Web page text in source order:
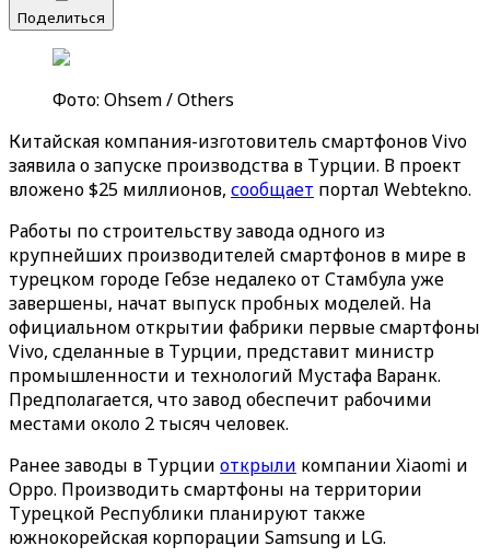
Поделиться
Фото: Ohsem / Others
Китайская компания-изготовитель смартфонов Vivo
заявила о запуске производства в Турции. В проект
вложено $25 миллионов, сообщает портал Webtekno.
Работы по строительству завода одного из
крупнейших производителей смартфонов в мире в
турецком городе Гебзе недалеко от Стамбула уже
завершены, начат выпуск пробных моделей. На
официальном открытии фабрики первые смартфоны
Vivo, сделанные в Турции, представит министр
промышленности и технологий Мустафа Варанк.
Предполагается, что завод обеспечит рабочими
местами около 2 тысяч человек.
Ранее заводы в Турции открыли компании Xiaomi и
Oppo. Производить смартфоны на территории
Турецкой Республики планируют также
южнокорейская корпорации Samsung и LG.